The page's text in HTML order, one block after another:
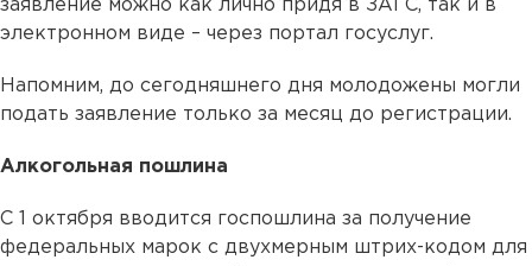
заявление можно как лично придя в ЗАГС, так и в
электронном виде – через портал госуслуг.
Напомним, до сегодняшнего дня молодожены могли
подать заявление только за месяц до регистрации.
Алкогольная пошлина
С 1 октября вводится госпошлина за получение
федеральных марок с двухмерным штрих-кодом для